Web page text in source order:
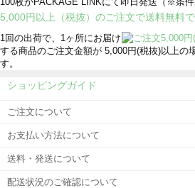
5,000円以上（税抜）のご注文で送料無料で
1回の出荷で、1ヶ所にお届け
する商品のご注文金額が 5,000円(税抜)以上の
す。
ショッピングガイド
ご注文について
お支払い方法について
送料・発送について
配送状況のご確認について